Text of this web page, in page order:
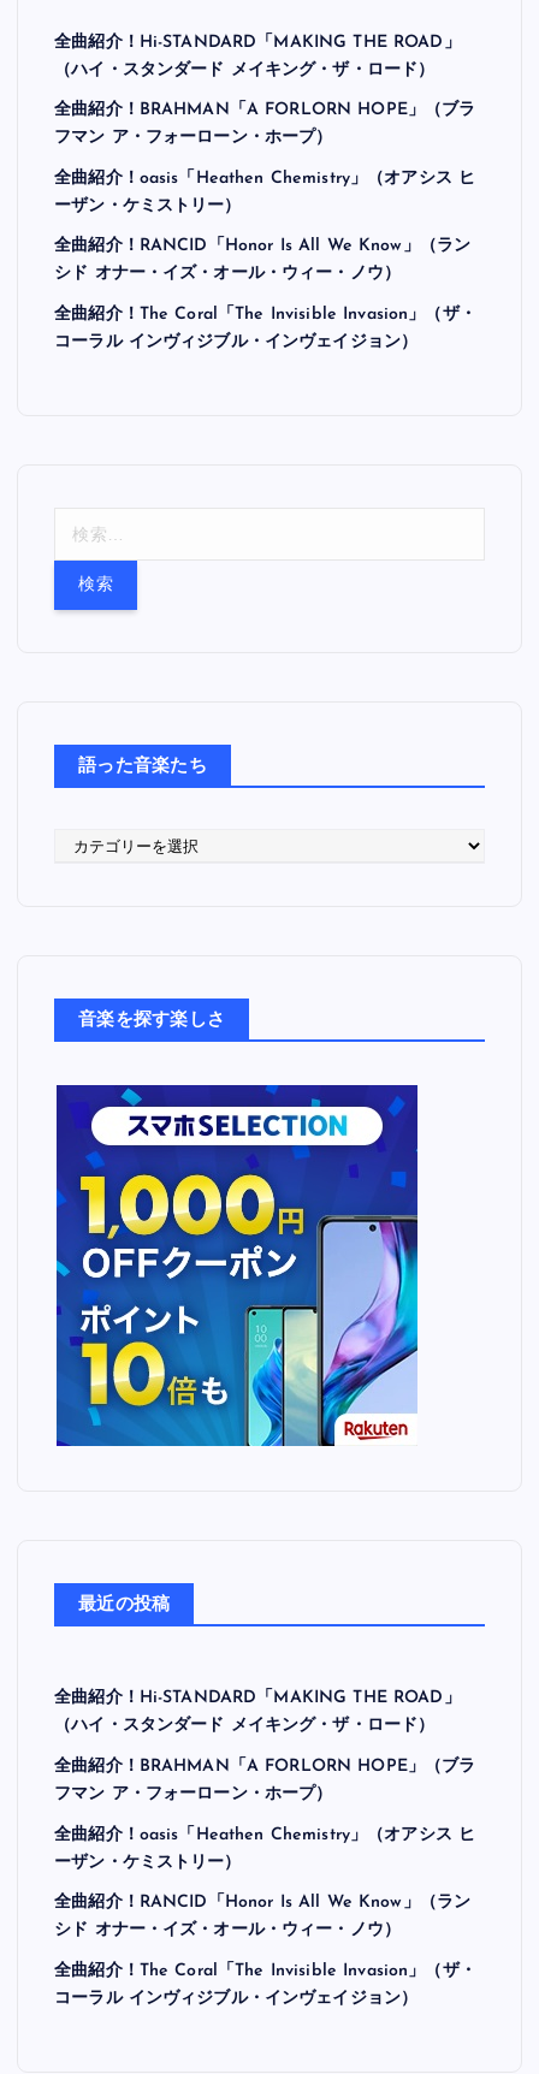
全曲紹介！Hi-STANDARD「MAKING THE ROAD」
（ハイ・スタンダード メイキング・ザ・ロード）
全曲紹介！BRAHMAN「A FORLORN HOPE」（ブラ
フマン ア・フォーローン・ホープ）
全曲紹介！oasis「Heathen Chemistry」（オアシス ヒ
ーザン・ケミストリー）
全曲紹介！RANCID「Honor Is All We Know」（ラン
シド オナー・イズ・オール・ウィー・ノウ）
全曲紹介！The Coral「The Invisible Invasion」（ザ・
コーラル インヴィジブル・インヴェイジョン）
語った音楽たち
音楽を探す楽しさ
最近の投稿
全曲紹介！Hi-STANDARD「MAKING THE ROAD」
（ハイ・スタンダード メイキング・ザ・ロード）
全曲紹介！BRAHMAN「A FORLORN HOPE」（ブラ
フマン ア・フォーローン・ホープ）
全曲紹介！oasis「Heathen Chemistry」（オアシス ヒ
ーザン・ケミストリー）
全曲紹介！RANCID「Honor Is All We Know」（ラン
シド オナー・イズ・オール・ウィー・ノウ）
全曲紹介！The Coral「The Invisible Invasion」（ザ・
コーラル インヴィジブル・インヴェイジョン）